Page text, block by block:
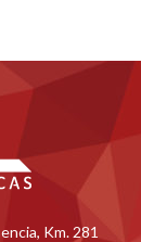
Km. 281